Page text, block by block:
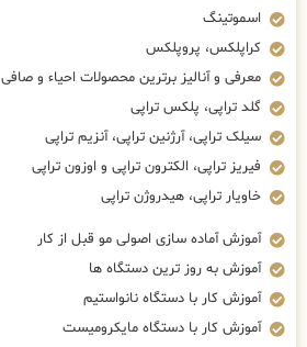
اسموتینگ
کراپلکس، پروپلکس
معرفی و آنالیز برترین محصولات احیاء و صافی
گلد تراپی، پلکس تراپی
سیلک تراپی، آرژنین تراپی، آنزیم تراپی
فیریز تراپی، الکترون تراپی و اوزون تراپی
خاویار تراپی، هیدروژن تراپی
آموزش آماده سازی اصولی مو قبل از کار
آموزش به روز ترین دستگاه ها
آموزش کار با دستگاه نانواستیم
آموزش کار با دستگاه مایکرومیست